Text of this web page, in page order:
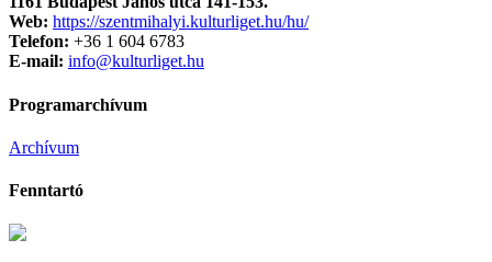
Web: https://szentmihalyi.kulturliget.hu/hu/
Telefon: +36 1 604 6783
E-mail: info@kulturliget.hu
Programarchívum
Archívum
Fenntartó